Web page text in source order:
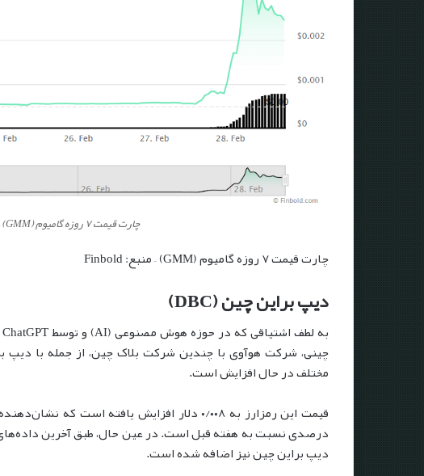
چارت قیمت ۷ روزه گامیوم (GMM) – منبع: Finbold
چارت قیمت ۷ روزه گامیوم (GMM) – منبع: Finbold
دیپ براین چین (DBC)
مختلف در حال افزایش است.
دیپ براین چین نیز اضافه شده است.